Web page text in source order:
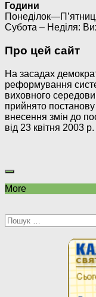
Години
Субота – Неділя:
Про цей сайт
На засадах
реформування
виховного
прийнято
внесення змін до
від 23 квітня 2003
More
Пошук: